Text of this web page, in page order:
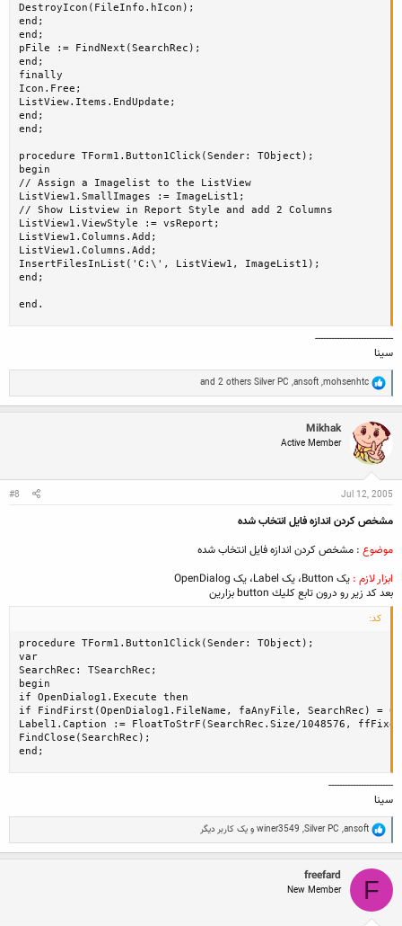
DestroyIcon(FileInfo.hIcon);
end;
end;
pFile := FindNext(SearchRec);
end;
finally
Icon.Free;
ListView.Items.EndUpdate;
end;
end;
procedure TForm1.Button1Click(Sender: TObject);
begin
// Assign a Imagelist to the ListView
ListView1.SmallImages := ImageList1;
// Show Listview in Report Style and add 2 Columns
ListView1.ViewStyle := vsReport;
ListView1.Columns.Add;
ListView1.Columns.Add;
InsertFilesInList('C:\', ListView1, ImageList1);
end;
end.
-----------------------------
سينا
R
e
a
c
i
o
n
:
mohsenhtc
,
ansoft
,
Silver PC
Mikhak
Active Member
Jul 12, 2005
#8
مشخص كردن اندازه فايل انتخاب شده
موضوع : مشخص كردن اندازه فايل انتخاب شده
ابزار لازم : يک Button، يک Label، يک OpenDialog
بعد كد زير رو درون تابع كليك button بزارين
کد:
procedure TForm1.Button1Click(Sender: TObject);
var
SearchRec: TSearchRec;
begin
if OpenDialog1.Execute then
if FindFirst(OpenDialog1.FileName, faAnyFile, SearchRec) = 0
Label1.Caption := FloatToStrF(SearchRec.Size/1048576,
FindClose(SearchRec);
end;
------------------------
سينا
R
e
a
c
t
i
o
n
ansoft
,
Silver PC
,
winer3549 و یک کاربر دیگر
F
freefard
New Member